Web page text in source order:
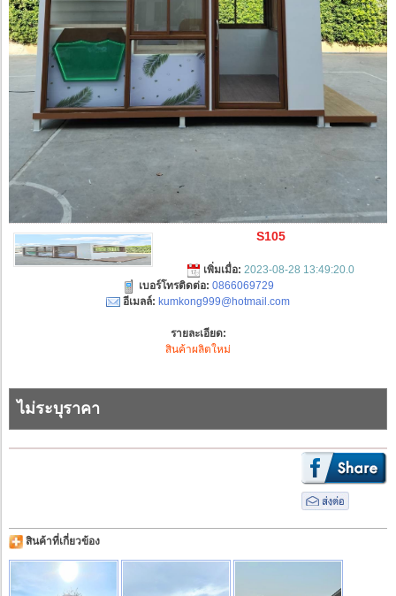
S105
เพิ่มเมื่อ: 2023-08-28 13:49:20.0
เบอร์โทรติดต่อ: 0866069729
อีเมลล์: kumkong999@hotmail.com
รายละเอียด:
สินค้าผลิตใหม่
ไม่ระบุราคา
สินค้าที่เกี่ยวข้อง